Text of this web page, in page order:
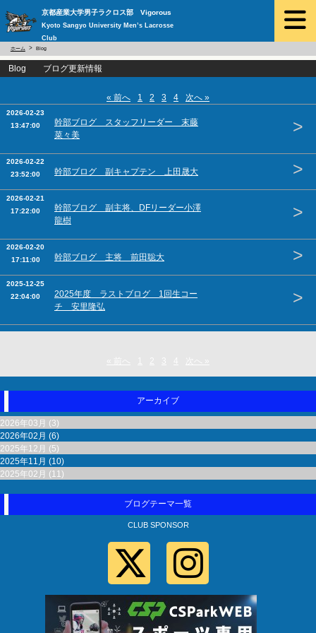
京都産業大学男子ラクロス部 Vigorous
Kyoto Sangyo University Men’s Lacrosse
Club
ホーム Blog
Blog ブログ更新情報
« 前へ 1 2 3 4 次へ »
2026-02-23
13:47:00
幹部ブログ スタッフリーダー 末藤
菜々美
>
2026-02-22
23:52:00
幹部ブログ 副キャプテン 上田晟大 >
2026-02-21
17:22:00
幹部ブログ 副主将、DFリーダー小澤
龍樹
>
2026-02-20
17:11:00
幹部ブログ 主将 前田聡大 >
2025-12-25
22:04:00
2025年度 ラストブログ 1回生コー
チ 安里隆弘
>
2 3
アーカイブ
2026年03月 (3)
2026年02月 (6)
2025年12月 (5)
2025年11月 (10)
2025年02月 (11)
ブログテーマ一覧
CLUB SPONSOR